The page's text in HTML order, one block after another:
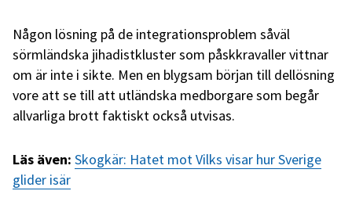
Någon lösning på de integrationsproblem såväl
sörmländska jihadistkluster som påskkravaller vittnar
om är inte i sikte. Men en blygsam början till dellösning
vore att se till att utländska medborgare som begår
allvarliga brott faktiskt också utvisas.
Läs även: Skogkär: Hatet mot Vilks visar hur Sverige
glider isär